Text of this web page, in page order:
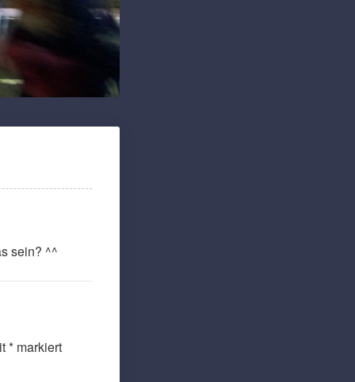
sein? ^^
*markiert